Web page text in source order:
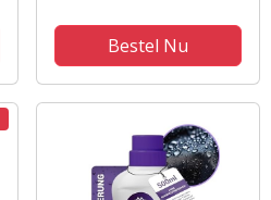
Softshell -
rückstandslos
auswachbar - 500ml
Bestel Nu